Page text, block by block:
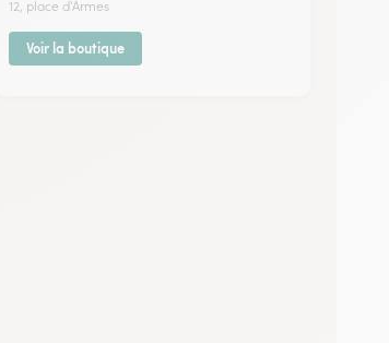
12, place d'Armes
Voir la boutique